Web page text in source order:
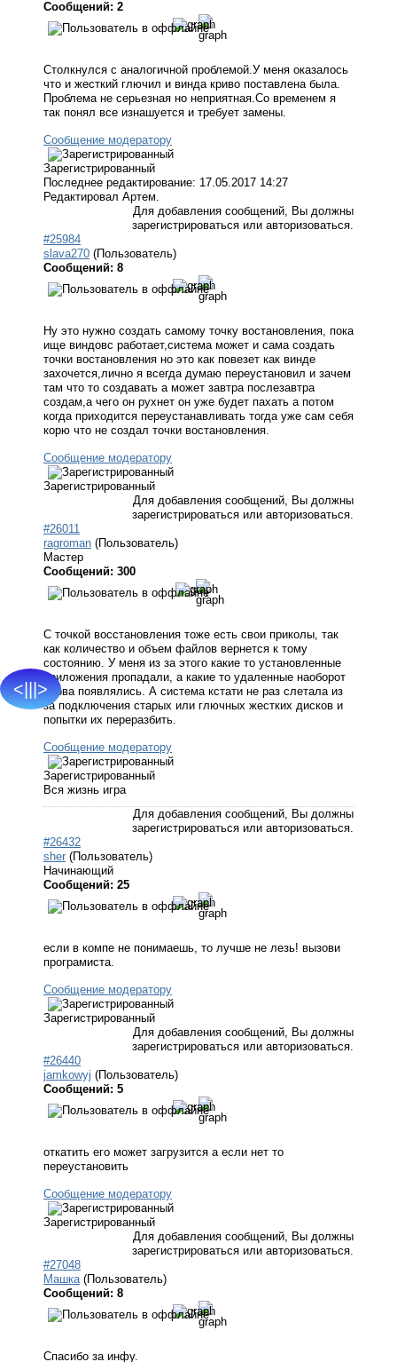
<|||>
Сообщений: 2
Столкнулся с аналогичной проблемой.У меня оказалось
что и жесткий глючил и винда криво поставлена была.
Проблема не серьезная но неприятная.Со временем я
так понял все изнашуется и требует замены.
Сообщение модератору
Зарегистрированный
Последнее редактирование: 17.05.2017 14:27
Редактировал Артем.
Для добавления сообщений, Вы должны
зарегистрироваться или авторизоваться.
#25984
slava270 (Пользователь)
Сообщений: 8
Ну это нужно создать самому точку востановления, пока
ище виндовс работает,система может и сама создать
точки востановления но это как повезет как винде
захочется,лично я всегда думаю переустановил и зачем
там что то создавать а может завтра послезавтра
создам,а чего он рухнет он уже будет пахать а потом
когда приходится переустанавливать тогда уже сам себя
корю что не создал точки востановления.
Сообщение модератору
Зарегистрированный
Для добавления сообщений, Вы должны
зарегистрироваться или авторизоваться.
#26011
ragroman (Пользователь)
Мастер
Сообщений: 300
С точкой восстановления тоже есть свои приколы, так
как количество и объем файлов вернется к тому
состоянию. У меня из за этого какие то установленные
приложения пропадали, а какие то удаленные наоборот
снова появлялись. А система кстати не раз слетала из
за подключения старых или глючных жестких дисков и
попытки их переразбить.
Сообщение модератору
Зарегистрированный
Вся жизнь игра
Для добавления сообщений, Вы должны
зарегистрироваться или авторизоваться.
#26432
sher (Пользователь)
Начинающий
Сообщений: 25
если в компе не понимаешь, то лучше не лезь! вызови
програмиста.
Сообщение модератору
Зарегистрированный
Для добавления сообщений, Вы должны
зарегистрироваться или авторизоваться.
#26440
jamkowyj (Пользователь)
Сообщений: 5
откатить его может загрузится а если нет то
переустановить
Сообщение модератору
Зарегистрированный
Для добавления сообщений, Вы должны
зарегистрироваться или авторизоваться.
#27048
Машка (Пользователь)
Сообщений: 8
Спасибо за инфу.